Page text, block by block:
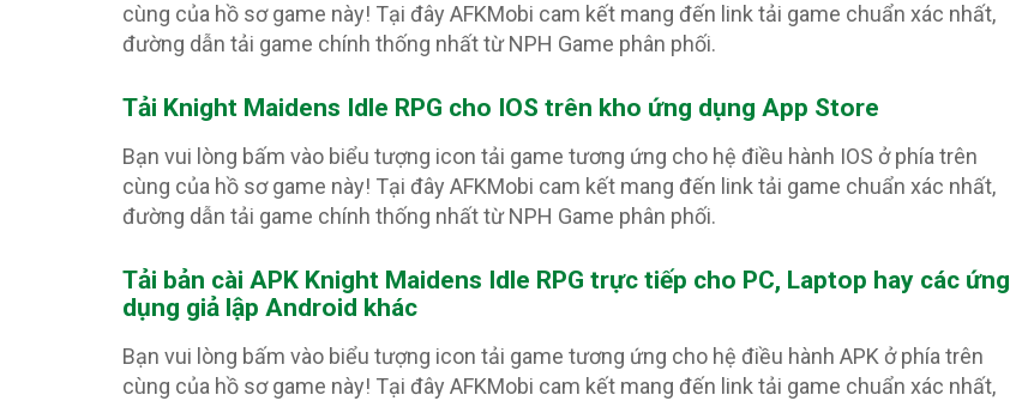
cùng của hồ sơ game này! Tại đây AFKMobi cam kết mang đến link tải game chuẩn xác nhất,
đường dẫn tải game chính thống nhất từ NPH Game phân phối.
Tải Knight Maidens Idle RPG cho IOS trên kho ứng dụng App Store
Bạn vui lòng bấm vào biểu tượng icon tải game tương ứng cho hệ điều hành IOS ở phía trên
cùng của hồ sơ game này! Tại đây AFKMobi cam kết mang đến link tải game chuẩn xác nhất,
đường dẫn tải game chính thống nhất từ NPH Game phân phối.
Tải bản cài APK Knight Maidens Idle RPG trực tiếp cho PC, Laptop hay các ứng
dụng giả lập Android khác
Bạn vui lòng bấm vào biểu tượng icon tải game tương ứng cho hệ điều hành APK ở phía trên
cùng của hồ sơ game này! Tại đây AFKMobi cam kết mang đến link tải game chuẩn xác nhất,